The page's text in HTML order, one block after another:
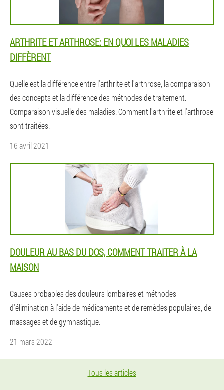
ARTHRITE ET ARTHROSE: EN QUOI LES MALADIES
DIFFÈRENT
Quelle est la différence entre l'arthrite et l'arthrose, la comparaison
des concepts et la différence des méthodes de traitement.
Comparaison visuelle des maladies. Comment l'arthrite et l'arthrose
sont traitées.
16 avril 2021
DOULEUR AU BAS DU DOS, COMMENT TRAITER À LA
MAISON
Causes probables des douleurs lombaires et méthodes
d'élimination à l'aide de médicaments et de remèdes populaires, de
massages et de gymnastique.
21 mars 2022
Tous les articles